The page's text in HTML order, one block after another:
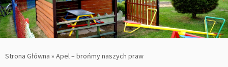
Strona Główna » Apel – brońmy naszych praw